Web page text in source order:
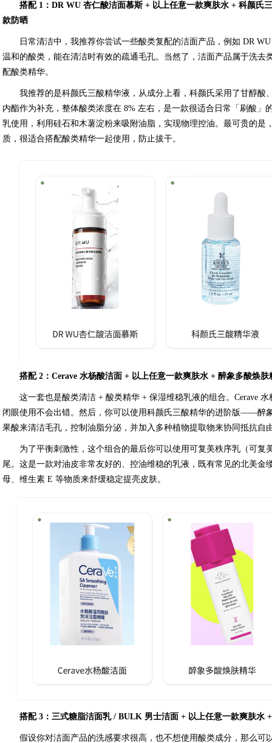
搭配 1：DR WU 杏仁酸洁面慕斯 + 以上任意一款爽肤水 + 科颜氏
款防晒
日常清洁中，我推荐你尝试一些酸类复配的洁面产品，例如 DR
温和的酸类，能在清洁时有效的疏通毛孔。当然了，洁面产品属于洗去
配酸类精华。
我推荐的是科颜氏三酸精华液，从成分上看，科颜氏采用了甘醇酸
内酯作为补充，整体酸类浓度在 8% 左右，是一款很适合日常「刷酸」
乳使用，利用硅石和木薯淀粉来吸附油脂，实现物理控油。最可贵的是
质，很适合搭配酸类精华一起使用，防止拔干。
搭配 2：Cerave 水杨酸洁面 + 以上任意一款爽肤水 + 醉象多酸焕
这一套也是酸类清洁 + 酸类精华 + 保湿维稳乳液的组合。Cerave
闭眼使用不会出错。然后，你可以使用科颜氏三酸精华的进阶版——醉
果酸来清洁毛孔，控制油脂分泌，并加入多种植物提取物来协同抵抗自
为了平衡刺激性，这个组合的最后你可以使用可复美秩序乳（可复
尾。这是一款对油皮非常友好的、控油维稳的乳液，既有常见的北美金
母、维生素 E 等物质来舒缓稳定提亮皮肤。
搭配 3：三式糖脂洁面乳 / BULK 男士洁面 + 以上任意一款爽肤水
假设你对洁面产品的洗感要求很高，也不想使用酸类成分，那么可